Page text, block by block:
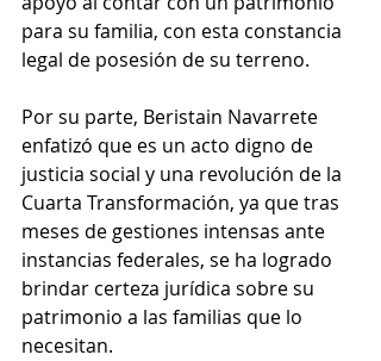
para su familia, con esta constancia
legal de posesión de su terreno.
Por su parte, Beristain Navarrete
enfatizó que es un acto digno de
justicia social y una revolución de la
Cuarta Transformación, ya que tras
meses de gestiones intensas ante
instancias federales, se ha logrado
brindar certeza jurídica sobre su
patrimonio a las familias que lo
necesitan.